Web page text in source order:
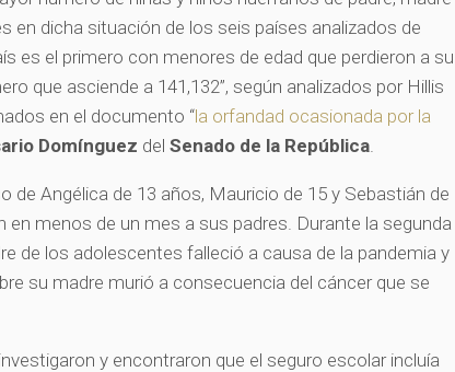
en dicha situación de los seis países analizados de
es el primero con menores de edad que perdieron a su
que asciende a 141,132”, según analizados por Hillis
en el documento “la orfandad ocasionada por la
Domínguez delSenado de la República.
de Angélica de 13 años, Mauricio de 15 y Sebastián de
en menos de un mes a sus padres. Durante la segunda
de los adolescentes falleció a causa de la pandemia y
su madre murió a consecuencia del cáncer que se
y encontraron que el seguro escolar incluía